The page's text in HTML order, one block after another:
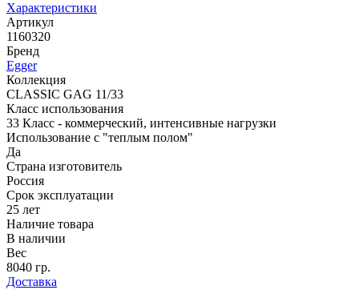
Характеристики
Артикул
1160320
Бренд
Egger
Коллекция
CLASSIC GAG 11/33
Класс использования
33 Класс - коммерческий, интенсивные нагрузки
Использование с "теплым полом"
Да
Страна изготовитель
Россия
Срок эксплуатации
25 лет
Наличие товара
В наличии
Вес
8040 гр.
Доставка